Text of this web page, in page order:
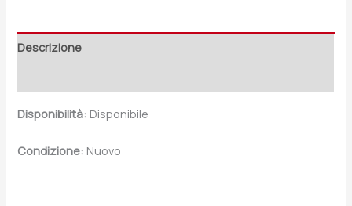
Descrizione
Disponibilità: Disponibile
Condizione: Nuovo